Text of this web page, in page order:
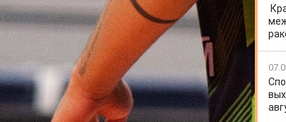
пора решающих матчей. И надо же такому
турнира «Енисею» попался самый, наверное,
действующим чемпионом России. В
из столицы Татарстана во всех четырёх
фаворитом данной пары, был известен